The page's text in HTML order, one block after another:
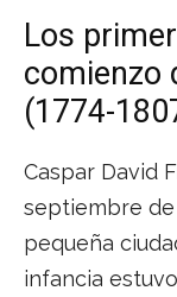
Los
comienzo
(1774-
Caspar David
septiembre de
pequeña
infancia